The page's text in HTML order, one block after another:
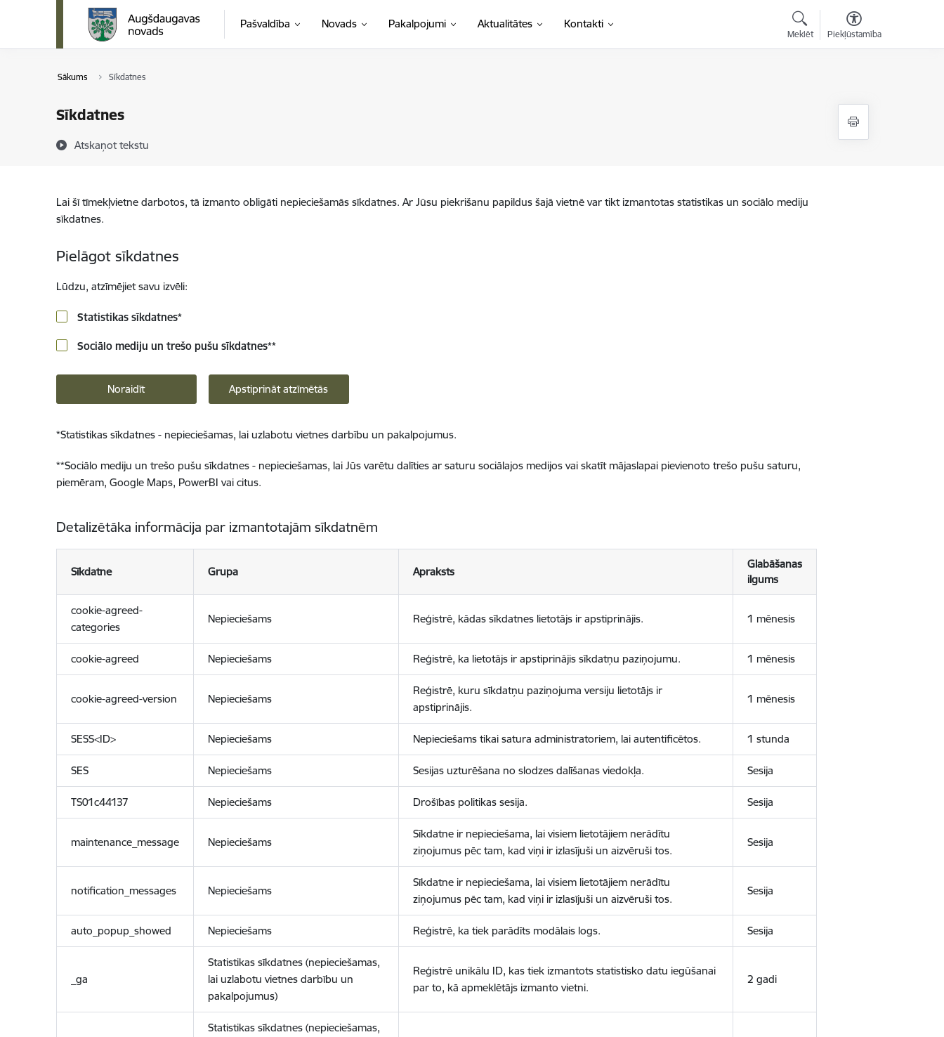
Pāriet uz lapas saturu
Pašvaldība Novads Pakalpojumi Aktualitātes Kontakti
Meklēt Piekļūstamība
Sākums Sīkdatnes
Sīkdatnes
Atskaņot tekstu
Lai šī tīmekļvietne darbotos, tā izmanto obligāti nepieciešamās sīkdatnes. Ar Jūsu piekrišanu papildus šajā vietnē var tikt izmantotas statistikas un sociālo mediju
sīkdatnes.
Pielāgot sīkdatnes
Lūdzu, atzīmējiet savu izvēli:
Statistikas sīkdatnes*
Sociālo mediju un trešo pušu sīkdatnes**
Noraidīt Apstiprināt atzīmētās
*Statistikas sīkdatnes - nepieciešamas, lai uzlabotu vietnes darbību un pakalpojumus.
**Sociālo mediju un trešo pušu sīkdatnes - nepieciešamas, lai Jūs varētu dalīties ar saturu sociālajos medijos vai skatīt mājaslapai pievienoto trešo pušu saturu,
piemēram, Google Maps, PowerBI vai citus.
Detalizētāka informācija par izmantotajām sīkdatnēm
Sīkdatne Grupa Apraksts
Glabāšanas
ilgums
cookie-agreed-
categories
Nepieciešams Reģistrē, kādas sīkdatnes lietotājs ir apstiprinājis. 1 mēnesis
cookie-agreed Nepieciešams Reģistrē, ka lietotājs ir apstiprinājis sīkdatņu paziņojumu. 1 mēnesis
cookie-agreed-version Nepieciešams
Reģistrē, kuru sīkdatņu paziņojuma versiju lietotājs ir
apstiprinājis.
1 mēnesis
SESS<ID> Nepieciešams Nepieciešams tikai satura administratoriem, lai autentificētos. 1 stunda
SES Nepieciešams Sesijas uzturēšana no slodzes dalīšanas viedokļa. Sesija
TS01c44137 Nepieciešams Drošības politikas sesija. Sesija
maintenance_message Nepieciešams
Sīkdatne ir nepieciešama, lai visiem lietotājiem nerādītu
ziņojumus pēc tam, kad viņi ir izlasījuši un aizvēruši tos.
Sesija
notification_messages Nepieciešams
Sīkdatne ir nepieciešama, lai visiem lietotājiem nerādītu
ziņojumus pēc tam, kad viņi ir izlasījuši un aizvēruši tos.
Sesija
auto_popup_showed Nepieciešams Reģistrē, ka tiek parādīts modālais logs. Sesija
_ga
Statistikas sīkdatnes (nepieciešamas,
lai uzlabotu vietnes darbību un
pakalpojumus)
Reģistrē unikālu ID, kas tiek izmantots statistisko datu iegūšanai
par to, kā apmeklētājs izmanto vietni.
2 gadi
Statistikas sīkdatnes (nepieciešamas,